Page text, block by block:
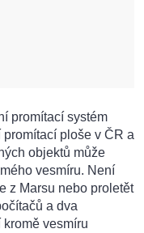
promítací systém
ploše v ČR a
objektů může
vesmíru. Není
z Marsu nebo proletět
a dva
vesmíru